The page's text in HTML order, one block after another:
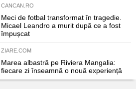
CANCAN.RO
Meci de fotbal transformat în tragedie.
Micael Leandro a murit după ce a fost
împușcat
ZIARE.COM
Marea albastră pe Riviera Mangalia:
fiecare zi înseamnă o nouă experiență